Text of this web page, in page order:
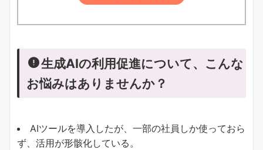
生成AIの利用促進について、こんな
お悩みはありませんか？
AIツールを導入したが、一部の社員しか使っておら
ず、活用が形骸化している。